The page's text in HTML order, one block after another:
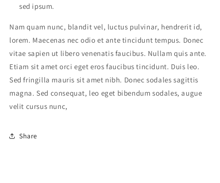
sed ipsum.
Nam quam nunc, blandit vel, luctus pulvinar, hendrerit id,
lorem. Maecenas nec odio et ante tincidunt tempus. Donec
vitae sapien ut libero venenatis faucibus. Nullam quis ante.
Etiam sit amet orci eget eros faucibus tincidunt. Duis leo.
Sed fringilla mauris sit amet nibh. Donec sodales sagittis
magna. Sed consequat, leo eget bibendum sodales, augue
velit cursus nunc,
Share